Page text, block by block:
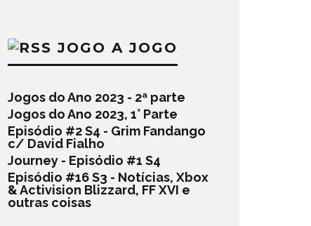
JOGO A JOGO
Jogos do Ano 2023 - 2ª parte
Jogos do Ano 2023, 1° Parte
Episódio #2 S4 - Grim Fandango
c/ David Fialho
Journey - Episódio #1 S4
Episódio #16 S3 - Notícias, Xbox
& Activision Blizzard, FF XVI e
outras coisas